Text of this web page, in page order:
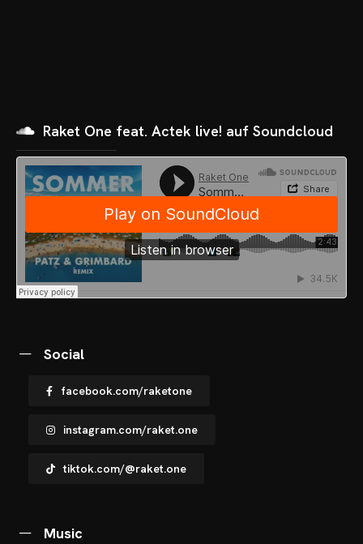
SHOP
Raket One feat. Actek live! auf Soundcloud
Social
facebook.com/raketone
instagram.com/raket.one
tiktok.com/@raket.one
Music